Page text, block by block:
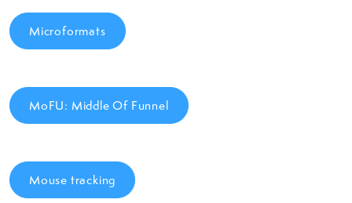
Microformats
MoFU: Middle Of Funnel
Mouse tracking